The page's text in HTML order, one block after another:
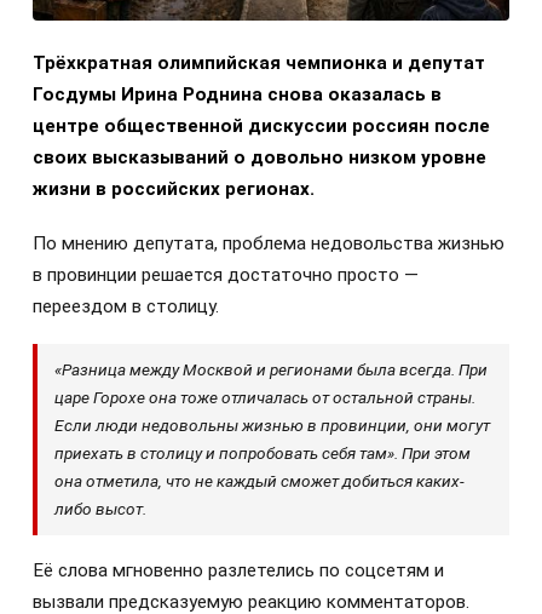
Трёхкратная олимпийская чемпионка и депутат
Госдумы Ирина Роднина снова оказалась в
центре общественной дискуссии россиян после
своих высказываний о довольно низком уровне
жизни в российских регионах.
По мнению депутата, проблема недовольства жизнью
в провинции решается достаточно просто —
переездом в столицу.
«Разница между Москвой и регионами была всегда. При
царе Горохе она тоже отличалась от остальной страны.
Если люди недовольны жизнью в провинции, они могут
приехать в столицу и попробовать себя там». При этом
она отметила, что не каждый сможет добиться каких-
либо высот.
Её слова мгновенно разлетелись по соцсетям и
вызвали предсказуемую реакцию комментаторов.